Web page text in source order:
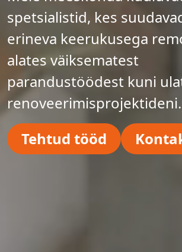
spetsialistid, kes
erineva keerukusega
alates väiksematest
parandustöödest kuni
renoveerimisprojektideni.
Tehtud tööd